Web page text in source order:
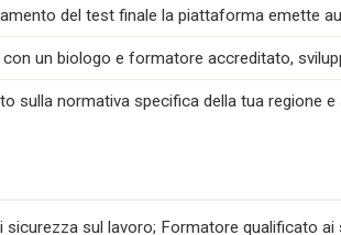
del test finale la piattaforma emette
un biologo e formatore accreditato,
sulla normativa specifica della tua regione
sicurezza sul lavoro; Formatore qualificato